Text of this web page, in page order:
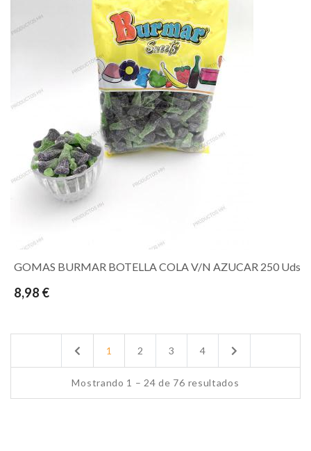
GOMAS BURMAR BOTELLA COLA V/N AZUCAR 250 Uds
8,98 €
Previous
1 2 3 4 Next
Mostrando 1 – 24 de 76 resultados